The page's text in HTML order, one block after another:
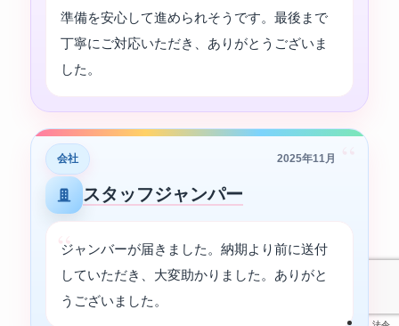
準備を安心して進められそうです。最後まで
丁寧にご対応いただき、ありがとうございま
した。
会社 2025年11月
スタッフジャンパー
ジャンバーが届きました。納期より前に送付
していただき、大変助かりました。ありがと
うございました。